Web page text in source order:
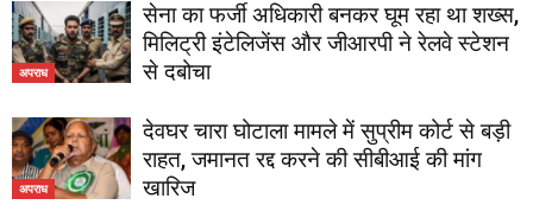
अपराध
सेना का फर्जी अधिकारी बनकर घूम रहा था शख्स,
मिलिट्री इंटेलिजेंस और जीआरपी ने रेलवे स्टेशन
से दबोचा
अपराध
देवघर चारा घोटाला मामले में सुप्रीम कोर्ट से बड़ी
राहत, जमानत रद्द करने की सीबीआई की मांग
खारिज